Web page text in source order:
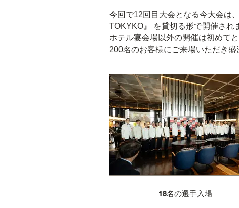
今回で12回目大会となる今大会は
TOKYKO』 を貸切る形で開催され
ホテル宴会場以外の開催は初めて
200名のお客様にご来場いただき盛
18名の選手入場